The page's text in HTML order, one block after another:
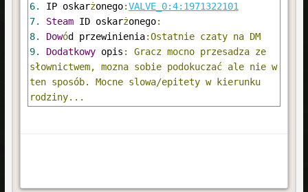
6.
IP oskarżonego:VALVE_0:4:1971322101
7.
Steam ID oskarżonego:
8.
Dowód przewinienia:Ostatnie czaty na DM
9.
Dodatkowy opis : Gracz mocno przesadza ze
słownictwem, mozna sobie podokuczać ale nie w
ten sposób. Mocne slowa/epitety w kierunku
rodziny...